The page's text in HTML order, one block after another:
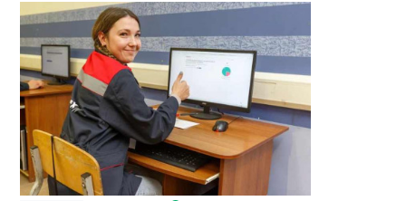
устроился на легендарный племзавод «Ирмень».